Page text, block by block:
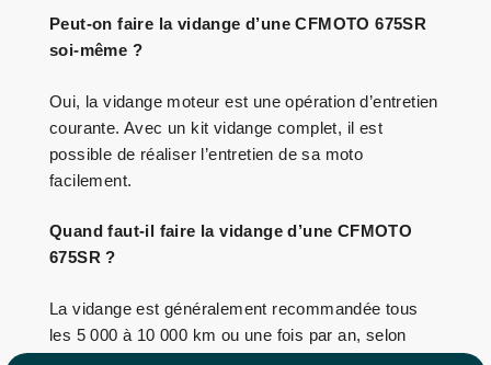
Peut-on faire la vidange d’une CFMOTO 675SR
soi-même ?
Oui, la vidange moteur est une opération d’entretien
courante. Avec un kit vidange complet, il est
possible de réaliser l’entretien de sa moto
facilement.
Quand faut-il faire la vidange d’une CFMOTO
675SR ?
La vidange est généralement recommandée tous
les 5 000 à 10 000 km ou une fois par an, selon